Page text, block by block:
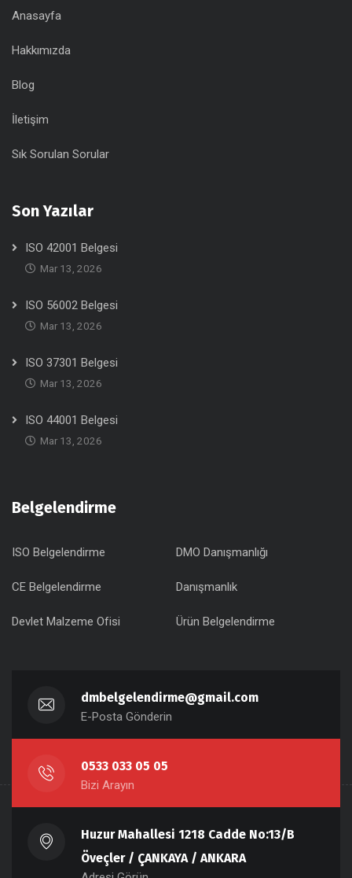
Anasayfa
Hakkımızda
Blog
İletişim
Sık Sorulan Sorular
Son Yazılar
ISO 42001 Belgesi
Mar 13, 2026
ISO 56002 Belgesi
Mar 13, 2026
ISO 37301 Belgesi
Mar 13, 2026
ISO 44001 Belgesi
Mar 13, 2026
Belgelendirme
ISO Belgelendirme DMO Danışmanlığı
CE Belgelendirme Danışmanlık
Devlet Malzeme Ofisi Ürün Belgelendirme
dmbelgelendirme@gmail.com
E-Posta Gönderin
0533 033 05 05
Bizi Arayın
Huzur Mahallesi 1218 Cadde No:13/B
Öveçler / ÇANKAYA / ANKARA